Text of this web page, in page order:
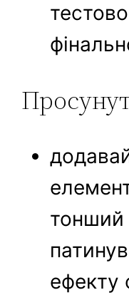
тонший
ефекту